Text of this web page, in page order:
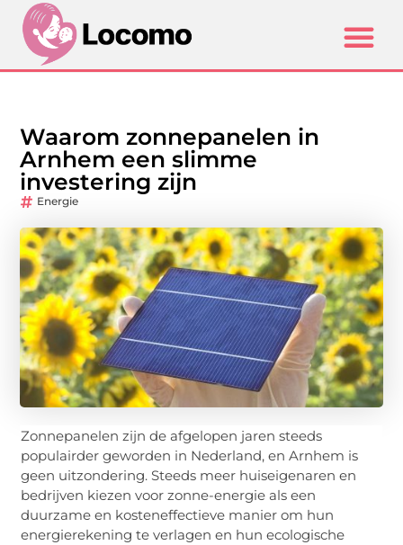
Waarom zonnepanelen in
Arnhem een slimme
investering zijn
Energie
Zonnepanelen zijn de afgelopen jaren steeds
populairder geworden in Nederland, en Arnhem is
geen uitzondering. Steeds meer huiseigenaren en
bedrijven kiezen voor zonne-energie als een
duurzame en kosteneffectieve manier om hun
energierekening te verlagen en hun ecologische